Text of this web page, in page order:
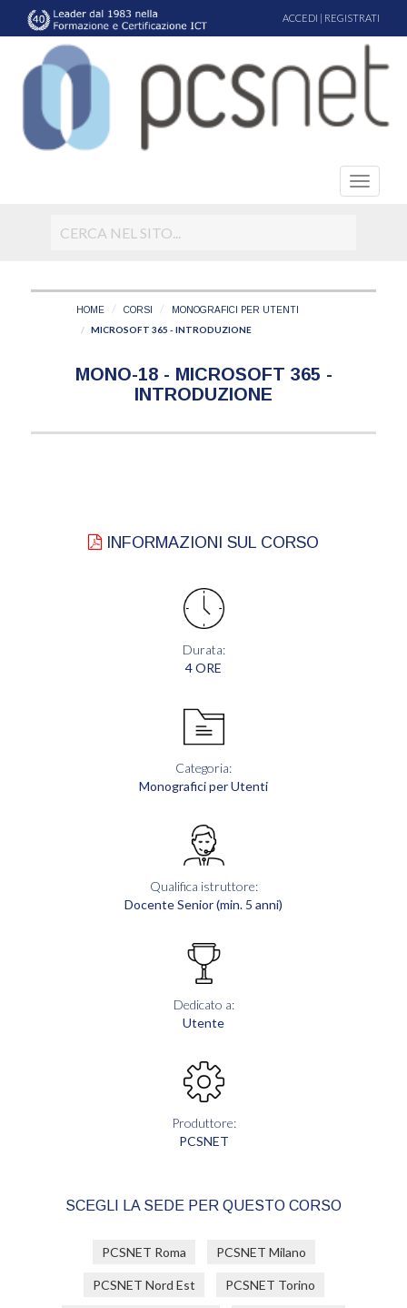
ACCEDI | REGISTRATI
HOME CORSI MONOGRAFICI PER UTENTI
MICROSOFT 365 - INTRODUZIONE
MONO-18 - MICROSOFT 365 -
INTRODUZIONE
INFORMAZIONI SUL CORSO
Durata:
4 ORE
Categoria:
Monografici per Utenti
Qualifica istruttore:
Docente Senior (min. 5 anni)
Dedicato a:
Utente
Produttore:
PCSNET
SCEGLI LA SEDE PER QUESTO CORSO
PCSNET Roma PCSNET Milano
PCSNET Nord Est PCSNET Torino